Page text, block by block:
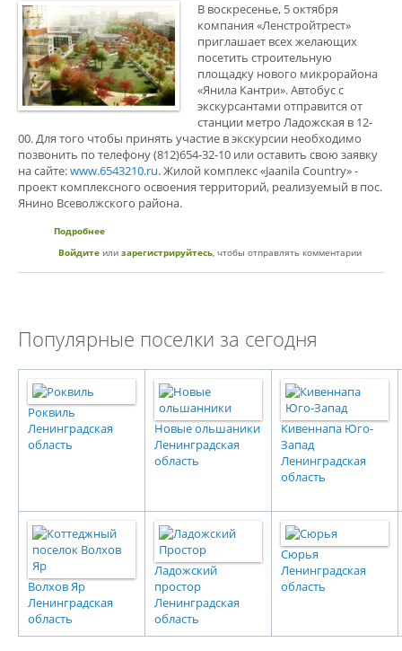
В воскресенье, 5 октября
компания «Ленстройтрест»
приглашает всех желающих
посетить строительную
площадку нового микрорайона
«Янила Кантри». Автобус с
экскурсантами отправится от
станции метро Ладожская в 12-
00. Для того чтобы принять участие в экскурсии необходимо
позвонить по телефону (812)654-32-10 или оставить свою заявку
на сайте:www.6543210.ru. Жилой комплекс «Jaanila Country» -
проект комплексного освоения территорий, реализуемый в пос.
Янино Всеволжского района.
Подробнее
Войдите или зарегистрируйтесь, чтобы отправлять комментарии
Популярные поселки за сегодня
Роквиль
Ленинградская
область
Новые ольшаники
Ленинградская
область
Кивеннапа Юго-
Запад
Ленинградская
область
Волхов Яр
Ленинградская
область
Ладожский
простор
Ленинградская
область
Сюрья
Ленинградская
область